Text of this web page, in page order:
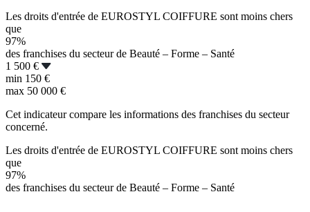
Les droits d'entrée de EUROSTYL COIFFURE sont moins chers
que
97%
des franchises du secteur de Beauté – Forme – Santé
1 500 €
min 150 €
max 50 000 €
Cet indicateur compare les informations des franchises du secteur
concerné.
Les droits d'entrée de EUROSTYL COIFFURE sont moins chers
que
97%
des franchises du secteur de Beauté – Forme – Santé